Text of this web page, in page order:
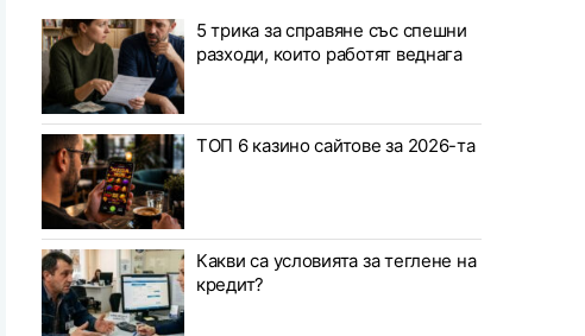
5 трика за справяне със спешни
разходи, които работят веднага
ТОП 6 казино сайтове за 2026-та
Какви са условията за теглене на
кредит?